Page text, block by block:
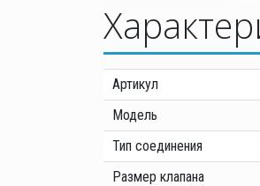
Артикул
Модель
Тип соединения
Размер клапана